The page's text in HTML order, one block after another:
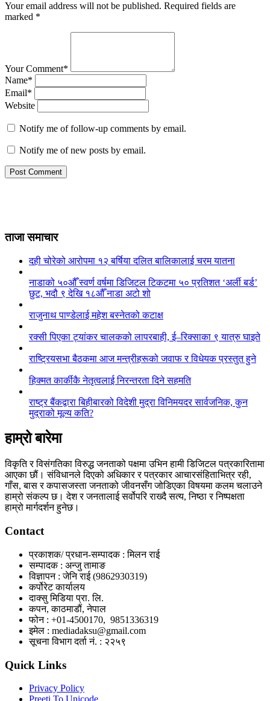
Your email address will not be published. Required fields are
marked *
Your Comment*
Name*
Email*
Website
Notify me of follow-up comments by email.
Notify me of new posts by email.
ताजा समाचार
दही चोरेको आरोपमा १२ बर्षिया दलित बालिकालाई चरम यातना
नाडाको ५०औँ स्वर्ण वर्षमा डिजिटल टिकटमा ५० प्रतिशत ‘अर्ली बर्ड’
छुट, भदौ ९ देखि १८औँ नाडा अटो शो
राजुनाथ पाण्डेलाई महेश बस्नेतको कटाक्ष
रक्सी पिएका ट्यांकर चालकको लापरबाही, ई–रिक्साका ९ यात्रु घाइते
राष्ट्रियसभा बैठकमा आज मन्त्रीहरूको जवाफ र विधेयक प्रस्तुत हुने
हिक्मत कार्कीकै नेतृत्वलाई निरन्तरता दिने सहमति
राष्ट्र बैंकद्वारा बिहीबारको विदेशी मुद्रा विनिमयदर सार्वजनिक, कुन
मुद्राको मूल्य कति?
हाम्रो बारेमा
विकृति र विसंगतिका विरुद्ध जनताको पक्षमा उभिन हामी डिजिटल पत्रकारितामा
आएका छौं। संविधानले दिएको अधिकार र पत्रकार आचारसंहिताभित्र रही,
गाँस, बास र कपासजस्ता जनताको जीवनसँग जोडिएका विषयमा कलम चलाउने
हाम्रो संकल्प छ। देश र जनतालाई सर्वोपरि राख्दै सत्य, निष्ठा र निष्पक्षता
हाम्रो मार्गदर्शन हुनेछ।
Contact
प्रकाशक/ प्रधान-सम्पादक : मिलन राई
सम्पादक : अन्जु तामाङ
विज्ञापन : जेनि राई (9862930319)
कर्पोरेट कार्यालय
दाक्सु मिडिया प्रा. लि.
कपन, काठमाडौं, नेपाल
फोन : +01-4500170, 9851336319
इमेल : mediadaksu@gmail.com
सूचना विभाग दर्ता नं. : २२५९
Quick Links
Privacy Policy